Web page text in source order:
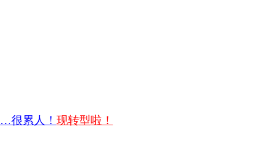
很累人！ 现转型啦！